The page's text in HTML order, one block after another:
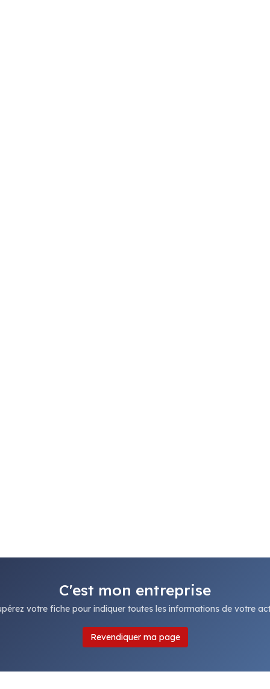
C'est mon entreprise
votre fiche pour indiquer toutes les informations de votre
Revendiquer ma page